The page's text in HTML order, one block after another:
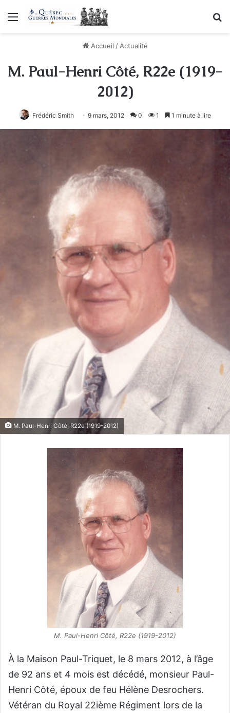
Menu
Accueil / Actualité
M. Paul-Henri Côté, R22e (1919-
2012)
Frédéric Smith 9 mars, 2012 0 1 1 minute à lire
M. Paul-Henri Côté, R22e (1919-2012)
M. Paul-Henri Côté, R22e (1919-2012)
À la Maison Paul-Triquet, le 8 mars 2012, à l’âge
de 92 ans et 4 mois est décédé, monsieur Paul-
Henri Côté, époux de feu Hélène Desrochers.
Vétéran du Royal 22ième Régiment lors de la